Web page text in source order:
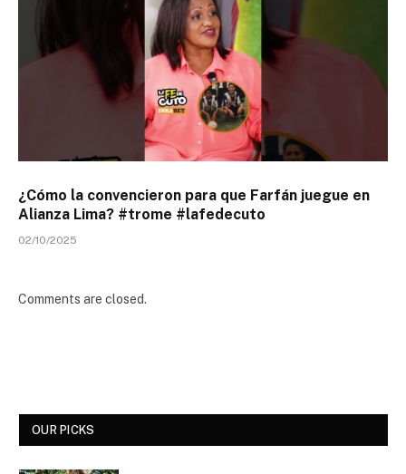
¿Cómo la convencieron para que Farfán juegue en
Alianza Lima? #trome #lafedecuto
02/10/2025
Comments are closed.
OUR PICKS